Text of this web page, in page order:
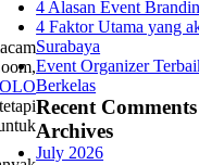
4 Alasan Event
4 Faktor Utama yang
Surabaya
Event Organizer
Berkelas
Recent Comments
Archives
July 2026